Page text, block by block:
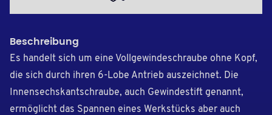
Beschreibung
Es handelt sich um eine Vollgewindeschraube ohne Kopf,
die sich durch ihren 6-Lobe Antrieb auszeichnet. Die
Innensechskantschraube, auch Gewindestift genannt,
ermöglicht das Spannen eines Werkstücks aber auch